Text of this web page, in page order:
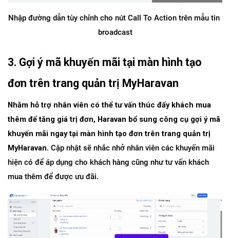
Nhập đường dẫn tùy chỉnh cho nút Call To Action trên mẫu tin
broadcast
3. Gợi ý mã khuyến mãi tại màn hình tạo
đơn trên trang quản trị MyHaravan
Nhằm hỗ trợ nhân viên có thể tư vấn thúc đẩy khách mua
thêm để tăng giá trị đơn, Haravan bổ sung công cụ gợi ý mã
khuyến mãi ngay tại màn hình tạo đơn trên trang quản trị
MyHaravan. Cập nhật sẽ nhắc nhở nhân viên các khuyến mãi
hiện có để áp dụng cho khách hàng cũng như tư vấn khách
mua thêm để được ưu đãi.